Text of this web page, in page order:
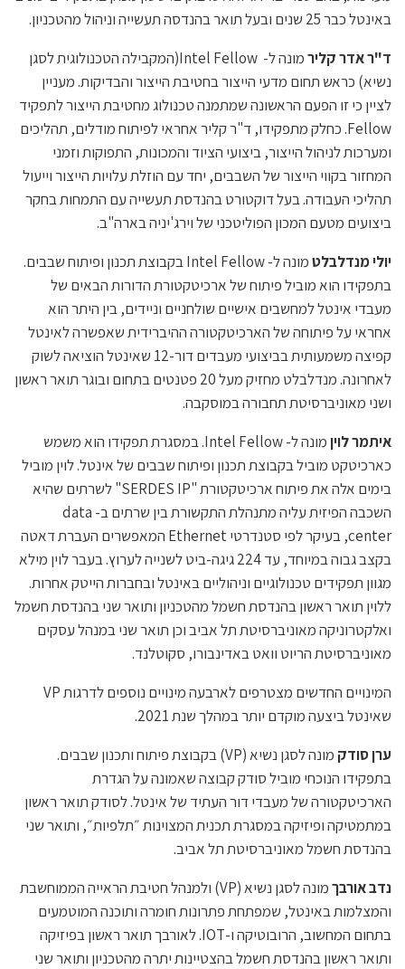
באינטל כבר 25 שנים ובעל תואר בהנדסה תעשייה וניהול מהטכניון.
ד"ראדר קליר
מונה ל- Intel Fellow(המקבילה הטכנולוגית לסגן
נשיא) כראש תחום מדעי הייצור בחטיבת הייצור והבדיקות. מעניין
לציין כי זו הפעם הראשונה שמתמנה טכנולוג מחטיבת הייצור לתפקיד
Fellow. כחלק מתפקידו, ד"ר קליר אחראי לפיתוח מודלים, תהליכים
ומערכות לניהול הייצור, ביצועי הציוד והמכונות, התפוקות וזמני
המחזור בקווי הייצור של השבבים, יחד עם הוזלת עלויות הייצור וייעול
תהליכי העבודה. בעל דוקטורט בהנדסת תעשייה עם התמחות בחקר
ביצועים מטעם המכון הפוליטכני של וירג'יניה בארה"ב.
יולי מנדלבלט
מונה ל- Intel Fellow בקבוצת תכנון ופיתוח שבבים.
בתפקידו הוא מוביל פיתוח של ארכיטקטורת הדורות הבאים של
מעבדי אינטל למחשבים אישיים שולחניים וניידים, בין היתר הוא
אחראי על פיתוחה של הארכיטקטורה ההיברידית שאפשרה לאינטל
קפיצה משמעותית בביצועי מעבדים דור-12 שאינטל הוציאה לשוק
לאחרונה. מנדלבלט מחזיק מעל 20 פטנטים בתחום ובוגר תואר ראשון
ושני מאוניברסיטת תחבורה במוסקבה.
איתמר לוין
מונה ל- Intel Fellow. במסגרת תפקידו הוא משמש
כארכיטקט מוביל בקבוצת תכנון ופיתוח שבבים של אינטל. לוין מוביל
בימים אלה את פיתוח ארכיטקטורת "SERDES IP" לשרתים שהיא
השכבה הפיזית עליה מתנהלת התקשורת בין שרתים ב- data
center, בעיקר לפי סטנדרטי Ethernet המאפשרים העברת דאטה
בקצב גבוה במיוחד, עד 224 גיגה-ביט לשנייה לערוץ. בעבר לוין מילא
מגוון תפקידים טכנולוגיים וניהוליים באינטל ובחברות הייטק אחרות.
ללוין תואר ראשון בהנדסת חשמל מהטכניון ותואר שני בהנדסת חשמל
ואלקטרוניקה מאוניברסיטת תל אביב וכן תואר שני במנהל עסקים
מאוניברסיטת הריוט וואט באדינבורו, סקוטלנד.
המינויים החדשים מצטרפים לארבעה מינויים נוספים לדרגות VP
שאינטל ביצעה מוקדם יותר במהלך שנת 2021.
ערן סודק
מונה לסגן נשיא (VP) בקבוצת פיתוח ותכנון שבבים.
בתפקידו הנוכחי מוביל סודק קבוצה שאמונה על הגדרת
הארכיטקטורה של מעבדי דור העתיד של אינטל. לסודק תואר ראשון
במתמטיקה ופיזיקה במסגרת תכנית המצוינות ״תלפיות״, ותואר שני
בהנדסת חשמל מאוניברסיטת תל אביב.
נדב אורבך
מונה לסגן נשיא (VP) ולמנהל חטיבת הראייה הממוחשבת
והמצלמות באינטל, שמפתחת פתרונות חומרה ותוכנה המוטמעים
בתחום המחשוב, הרובוטיקה ו-IOT. לאורבך תואר ראשון בפיזיקה
ותואר ראשון בהנדסת חשמל בהצטיינות יתרה מהטכניון ותואר שני